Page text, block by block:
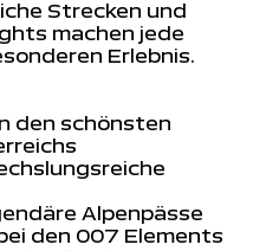
Strecken und
machen jede
Erlebnis.
den schönsten
Alpenpässe
den 007 Elements